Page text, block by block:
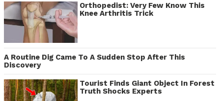
Orthopedist: Very Few Know This
Knee Arthritis Trick
A Routine Dig Came To A Sudden Stop After This
Discovery
Tourist Finds Giant Object In Forest
Truth Shocks Experts